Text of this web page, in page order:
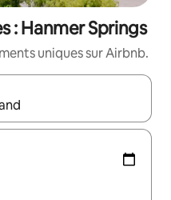
: Hanmer Springs
uniques sur Airbnb.
parcourez-les en utilisant